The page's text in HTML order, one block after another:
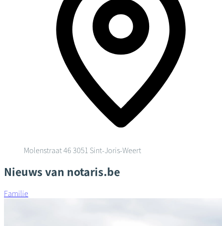
Molenstraat 46 3051 Sint-Joris-Weert
Nieuws van notaris.be
Familie